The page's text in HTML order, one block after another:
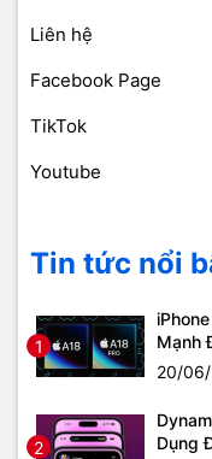
Liên hệ
Facebook Page
TikTok
Youtube
Tin tức nổi
1
Mạnh
20/
2
Dụng